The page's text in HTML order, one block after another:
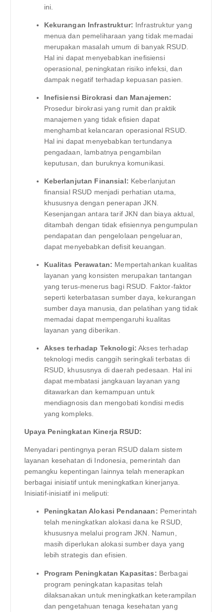
ini.
Kekurangan Infrastruktur: Infrastruktur yang
menua dan pemeliharaan yang tidak memadai
merupakan masalah umum di banyak RSUD.
Hal ini dapat menyebabkan inefisiensi
operasional, peningkatan risiko infeksi, dan
dampak negatif terhadap kepuasan pasien.
Inefisiensi Birokrasi dan Manajemen:
Prosedur birokrasi yang rumit dan praktik
manajemen yang tidak efisien dapat
menghambat kelancaran operasional RSUD.
Hal ini dapat menyebabkan tertundanya
pengadaan, lambatnya pengambilan
keputusan, dan buruknya komunikasi.
Keberlanjutan Finansial: Keberlanjutan
finansial RSUD menjadi perhatian utama,
khususnya dengan penerapan JKN.
Kesenjangan antara tarif JKN dan biaya aktual,
ditambah dengan tidak efisiennya pengumpulan
pendapatan dan pengelolaan pengeluaran,
dapat menyebabkan defisit keuangan.
Kualitas Perawatan: Mempertahankan kualitas
layanan yang konsisten merupakan tantangan
yang terus-menerus bagi RSUD. Faktor-faktor
seperti keterbatasan sumber daya, kekurangan
sumber daya manusia, dan pelatihan yang tidak
memadai dapat mempengaruhi kualitas
layanan yang diberikan.
Akses terhadap Teknologi: Akses terhadap
teknologi medis canggih seringkali terbatas di
RSUD, khususnya di daerah pedesaan. Hal ini
dapat membatasi jangkauan layanan yang
ditawarkan dan kemampuan untuk
mendiagnosis dan mengobati kondisi medis
yang kompleks.
Upaya Peningkatan Kinerja RSUD:
Menyadari pentingnya peran RSUD dalam sistem
layanan kesehatan di Indonesia, pemerintah dan
pemangku kepentingan lainnya telah menerapkan
berbagai inisiatif untuk meningkatkan kinerjanya.
Inisiatif-inisiatif ini meliputi:
Peningkatan Alokasi Pendanaan: Pemerintah
telah meningkatkan alokasi dana ke RSUD,
khususnya melalui program JKN. Namun,
masih diperlukan alokasi sumber daya yang
lebih strategis dan efisien.
Program Peningkatan Kapasitas: Berbagai
program peningkatan kapasitas telah
dilaksanakan untuk meningkatkan keterampilan
dan pengetahuan tenaga kesehatan yang